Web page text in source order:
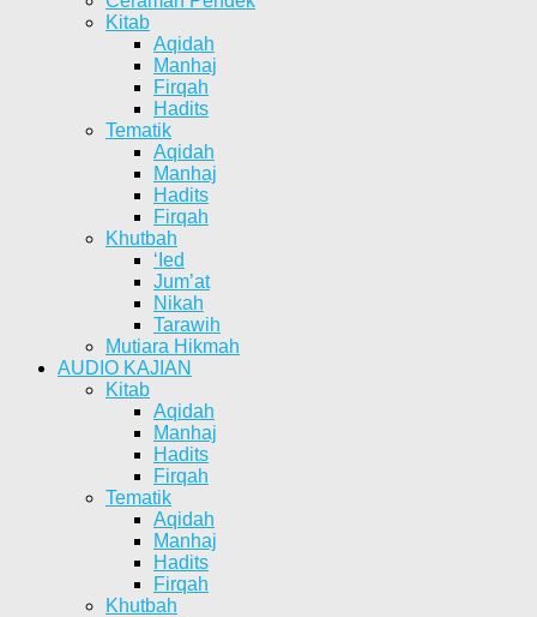
Kitab
Aqidah
Manhaj
Firqah
Hadits
Tematik
Aqidah
Manhaj
Hadits
Firqah
Khutbah
‘Ied
Jum’at
Nikah
Tarawih
Mutiara Hikmah
AUDIO KAJIAN
Kitab
Aqidah
Manhaj
Hadits
Firqah
Tematik
Aqidah
Manhaj
Hadits
Firqah
Khutbah